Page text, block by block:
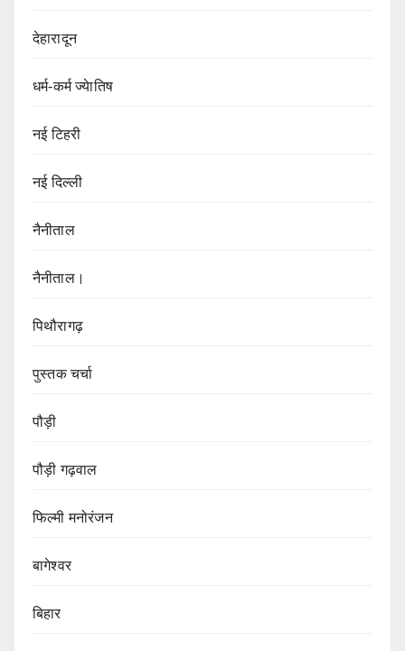
देहारादून
धर्म-कर्म ज्येातिष
नई टिहरी
नई दिल्ली
नैनीताल
नैनीताल।
पिथौरागढ़
पुस्तक चर्चा
पौड़ी
पौड़ी गढ़वाल
फिल्मी मनोरंजन
बागेश्वर
बिहार